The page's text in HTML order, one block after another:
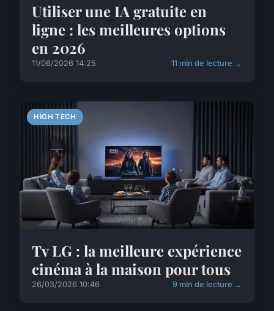
Utiliser une IA gratuite en
ligne : les meilleures options
en 2026
11/06/2026 14:25 11 min de lecture →
HIGH TECH
Tv LG : la meilleure expérience
cinéma à la maison pour tous
26/03/2026 10:46 9 min de lecture →